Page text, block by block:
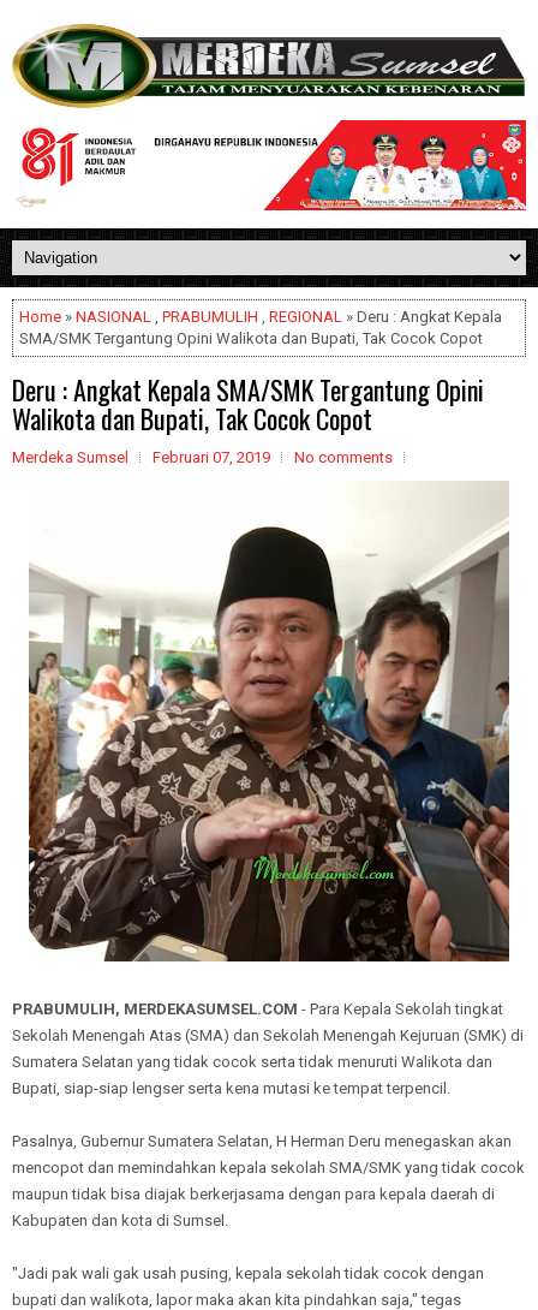
Home » NASIONAL , PRABUMULIH , REGIONAL » Deru : Angkat Kepala
SMA/SMK Tergantung Opini Walikota dan Bupati, Tak Cocok Copot
Deru : Angkat Kepala SMA/SMK Tergantung Opini
Walikota dan Bupati, Tak Cocok Copot
Merdeka Sumsel Februari 07, 2019 No comments
PRABUMULIH, MERDEKASUMSEL.COM - Para Kepala Sekolah tingkat
Sekolah Menengah Atas (SMA) dan Sekolah Menengah Kejuruan (SMK) di
Sumatera Selatan yang tidak cocok serta tidak menuruti Walikota dan
Bupati, siap-siap lengser serta kena mutasi ke tempat terpencil.
Pasalnya, Gubernur Sumatera Selatan, H Herman Deru menegaskan akan
mencopot dan memindahkan kepala sekolah SMA/SMK yang tidak cocok
maupun tidak bisa diajak berkerjasama dengan para kepala daerah di
Kabupaten dan kota di Sumsel.
"Jadi pak wali gak usah pusing, kepala sekolah tidak cocok dengan
bupati dan walikota, lapor maka akan kita pindahkan saja," tegas